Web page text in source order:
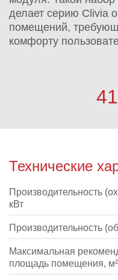
делает серию Clivia
помещений,
комфорту
Технические
Производительность
кВт
Производительность
Максимальная
площадь помещения, м²